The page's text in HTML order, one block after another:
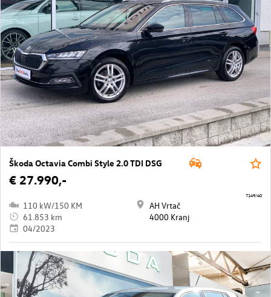
Škoda Octavia Combi Style 2.0 TDI DSG
€ 27.990,-
110 kW/150 KM
61.853 km
04/2023
AH Vrtač
4000 Kranj
7149/40